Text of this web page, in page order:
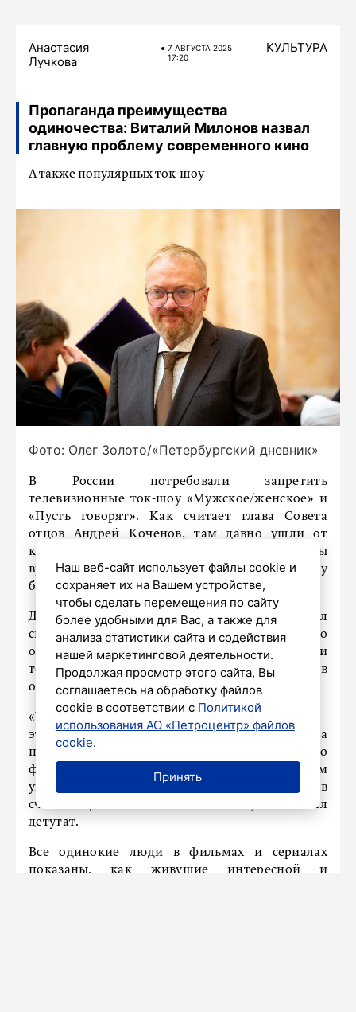
Анастасия
Лучкова
7 АВГУСТА 2025
17:20
КУЛЬТУРА
Пропаганда преимущества
одиночества: Виталий Милонов назвал
главную проблему современного кино
А также популярных ток-шоу
Фото: Олег Золото/«Петербургский дневник»
В России потребовали запретить
телевизионные ток-шоу «Мужское/женское» и
«Пусть говорят». Как считает глава Совета
отцов Андрей Коченов, там давно ушли от
конструктивного диалога. Такие программы
вредят общественной морали и институту
брака.
Депутат Госдумы Виталий Милонов выразил
свое мнение «Радио 1». Он считает, что
основная проблема современного кино и
телепередач состоит в пропаганде преимуществ
одиночества и несемейной жизни.
«У нас главная составляющая успеха фильма –
это секс и насилие. Люди же смотрят не на
победителей золотой ветви Каннского
фестиваля, а фильмы для простых людей. И там
увидеть главного героя с семьей и детьми в
счастье практически невозможно», – отметил
детутат.
Все одинокие люди в фильмах и сериалах
показаны, как живущие интересной и
Наш веб-сайт использует файлы cookie и
сохраняет их на Вашем устройстве,
чтобы сделать перемещения по сайту
более удобными для Вас, а также для
анализа статистики сайта и содействия
нашей маркетинговой деятельности.
Продолжая просмотр этого сайта, Вы
соглашаетесь на обработку файлов
cookie в соответствии с Политикой
использования АО «Петроцентр» файлов
cookie.
Принять